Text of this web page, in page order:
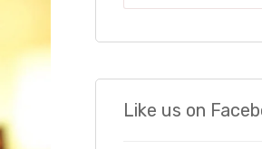
Like us on